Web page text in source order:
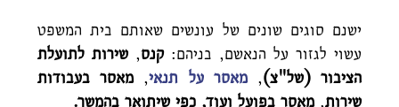
ישנם סוגים שונים של עונשים שאותם בית המשפט
עשוי לגזור על הנאשם, בניהם:קנס, שירות לתועלת
הציבור (של"צ),מאסר על תנאי, מאסר בעבודות
שירות,מאסר בפועל ועוד, כפי שיתואר בהמשך.